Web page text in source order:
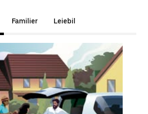
Familier Leiebil